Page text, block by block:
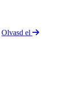
Olvasd el